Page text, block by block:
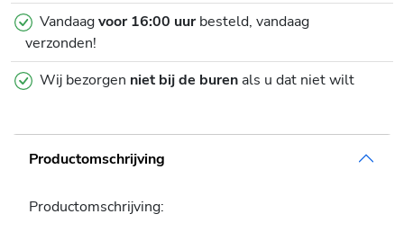
Vandaagvoor 16:00 uurbesteld, vandaag
verzonden!
Wij bezorgen niet bij de burenals u dat niet wilt
Productomschrijving
Productomschrijving: